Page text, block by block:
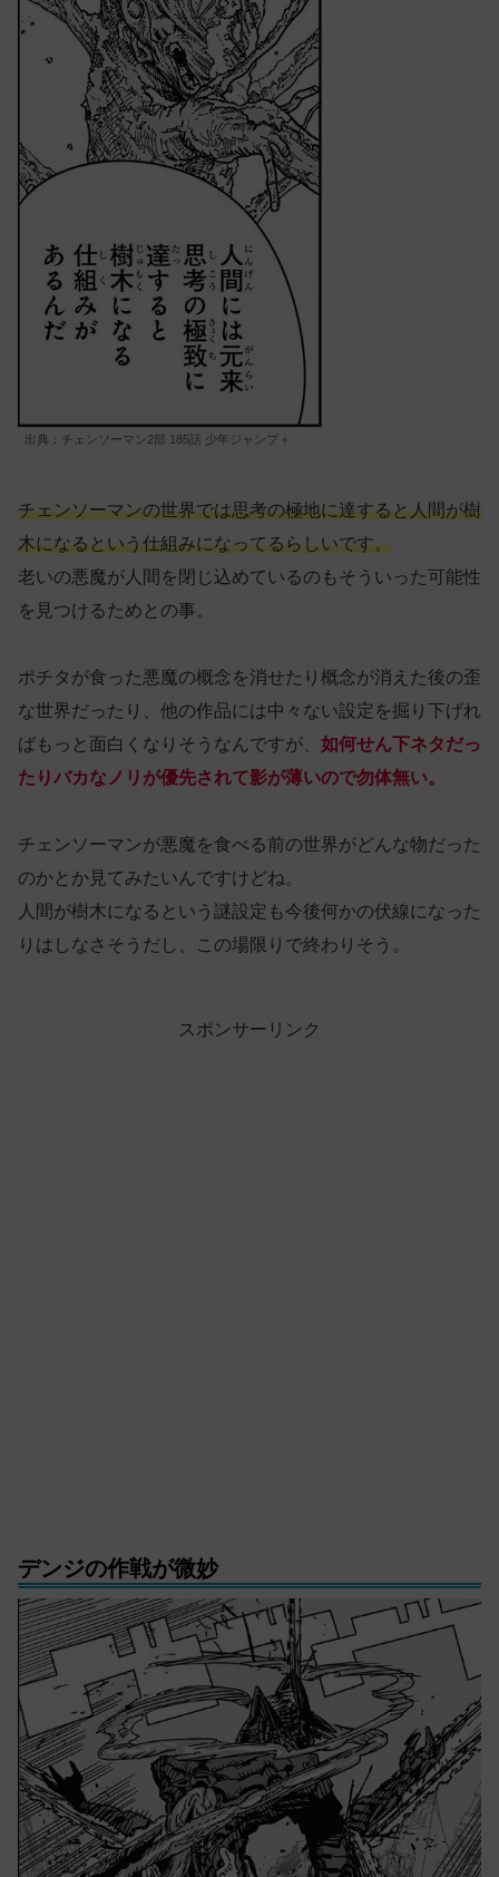
出典：チェンソーマン2部 185話 少年ジャンプ＋
チェンソーマンの世界では思考の極地に達すると人間が樹
木になるという仕組みになってるらしいです。
老いの悪魔が人間を閉じ込めているのもそういった可能性
を見つけるためとの事。
ポチタが食った悪魔の概念を消せたり概念が消えた後の歪
な世界だったり、他の作品には中々ない設定を掘り下げれ
ばもっと面白くなりそうなんですが、 如何せん下ネタだっ
たりバカなノリが優先されて影が薄いので勿体無い。
チェンソーマンが悪魔を食べる前の世界がどんな物だった
のかとか見てみたいんですけどね。
人間が樹木になるという謎設定も今後何かの伏線になった
りはしなさそうだし、この場限りで終わりそう。
スポンサーリンク
デンジの作戦が微妙